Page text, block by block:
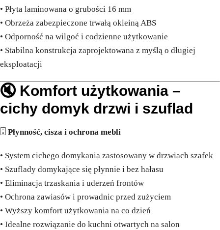
• Płyta laminowana o grubości 16 mm
• Obrzeża zabezpieczone trwałą okleiną ABS
• Odporność na wilgoć i codzienne użytkowanie
• Stabilna konstrukcja zaprojektowana z myślą o długiej
eksploatacji
🔇 Komfort użytkowania –
cichy domyk drzwi i szuflad
🗄️ Płynność, cisza i ochrona mebli
• System cichego domykania zastosowany w drzwiach szafek
• Szuflady domykające się płynnie i bez hałasu
• Eliminacja trzaskania i uderzeń frontów
• Ochrona zawiasów i prowadnic przed zużyciem
• Wyższy komfort użytkowania na co dzień
• Idealne rozwiązanie do kuchni otwartych na salon